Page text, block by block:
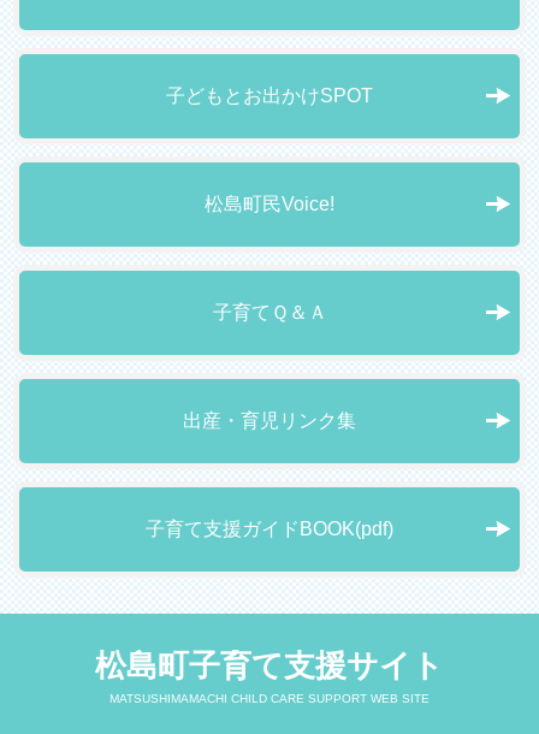
子どもとお出かけSPOT
松島町民Voice!
子育てＱ＆Ａ
出産・育児リンク集
子育て支援ガイドBOOK(pdf)
松島町子育て支援サイト
MATSUSHIMAMACHI CHILD CARE SUPPORT WEB SITE